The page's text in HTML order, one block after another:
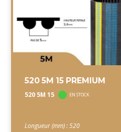
520 5M 15 PREMIUM
520 5M 15 EN STOCK
Longueur (mm) : 520